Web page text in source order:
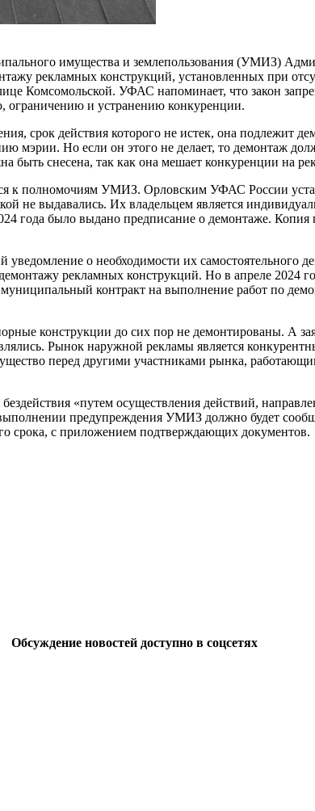
имущества и землепользования (УМИЗ)
рекламных конструкций, установленных при
Комсомольской. УФАС напоминает, что закон
ограничению и устранению конкуренции.
срок действия которого не истек, она подлежит
мэрии. Но если он этого не делает, то демонтаж
быть снесена, так как она мешает конкуренции на
к полномочиям УМИЗ. Орловским УФАС России
не выдавались. Их владельцем является
года было выдано предписание о демонтаже.
о необходимости их самостоятельного
рекламных конструкций. Но в апреле 2024
контракт на выполнение работ по
конструкции до сих пор не демонтированы. А
Рынок наружной рекламы является
перед другими участниками рынка,
«путем осуществления действий,
предупреждения УМИЗ должно будет
срока, с приложением подтверждающих документов.
Обсуждение новостей доступно в соцсетях